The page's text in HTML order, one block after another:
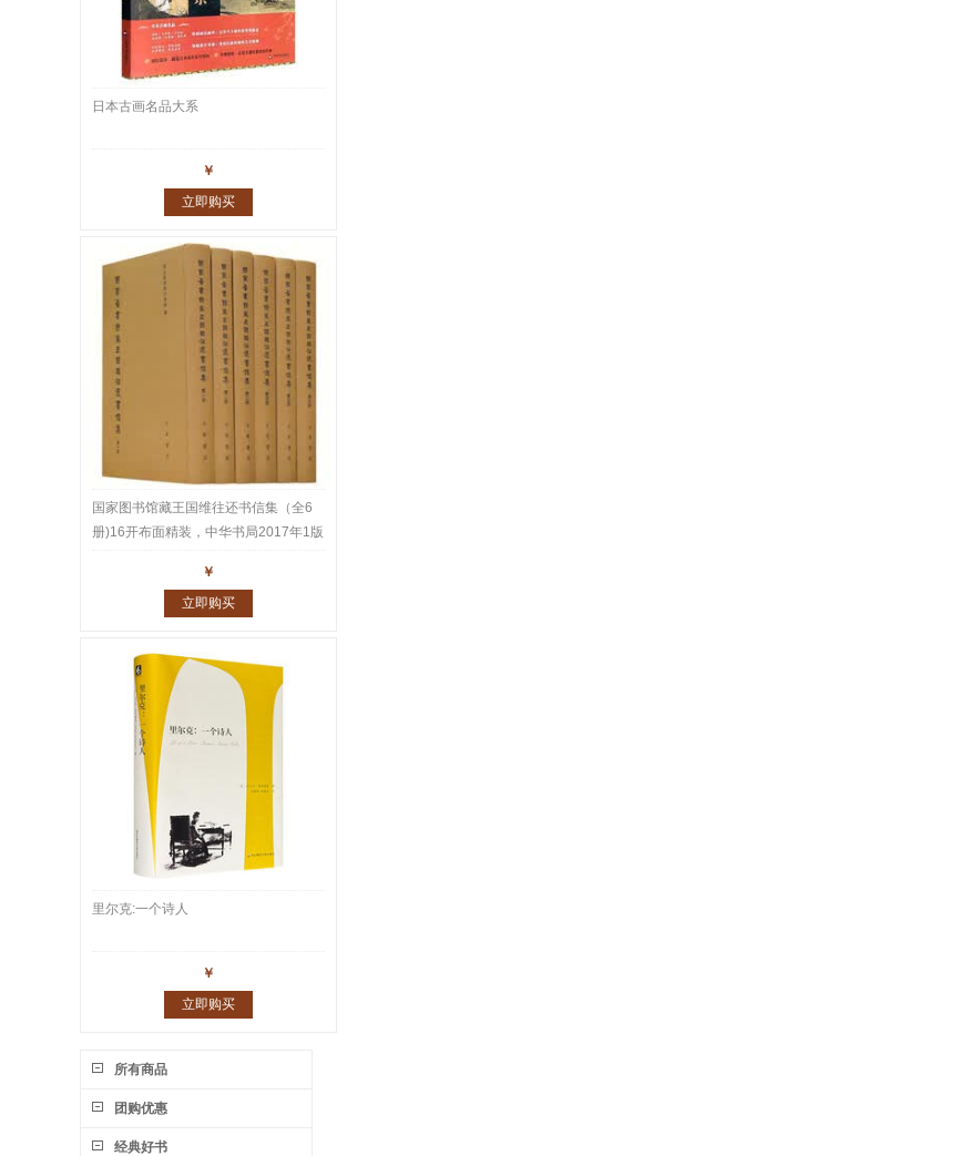
日本古画名品大系
￥
立即购买
国家图书馆藏王国维往还书信集（全6
册)16开布面精装，中华书局2017年1版
往还书札共1543通2600多页真迹，名
￥
立即购买
里尔克:一个诗人
￥
立即购买
所有商品
团购优惠
经典好书